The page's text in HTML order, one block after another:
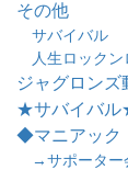
その他
サバイバル
人生ロック
ジャグロンズ
★サバイバ
◆マニアック
→サポーター